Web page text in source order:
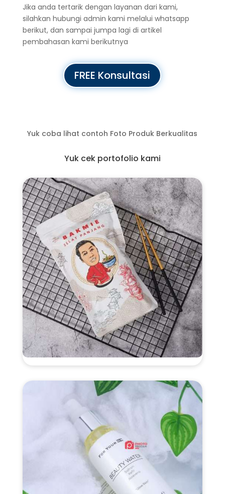
Jika anda tertarik dengan layanan dari kami,
silahkan hubungi admin kami melalui whatsapp
berikut, dan sampai jumpa lagi di artikel
pembahasan kami berikutnya
FREE Konsultasi
Yuk coba lihat contoh Foto Produk Berkualitas
Yuk cek portofolio kami